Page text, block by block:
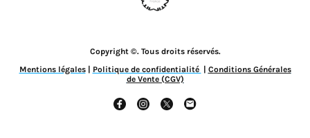
Copyright ©. Tous droits réservés.
Mentions légales| Politique de confidentialité | Conditions Générales
de Vente (CGV)